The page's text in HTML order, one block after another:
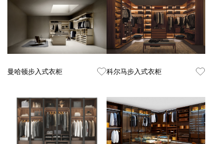
曼哈顿步入式衣柜 科尔马步入式衣柜